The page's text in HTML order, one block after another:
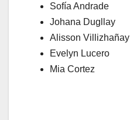
Sofía Andrade
Johana Dugllay
Alisson Villizhañay
Evelyn Lucero
Mia Cortez